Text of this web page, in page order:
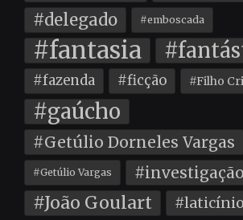
#delegado #emboscada
#fantasia
#fazenda #ficção #Filho
#gaúcho
#Getúlio Dorneles Vargas
#Getúlio Vargas #investigação
#João Goulart